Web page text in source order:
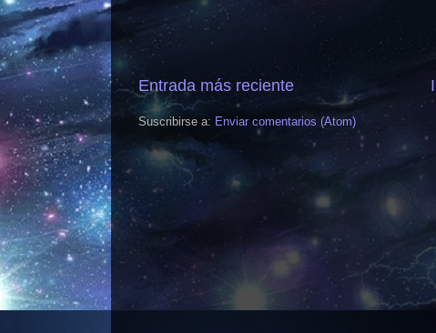
Entrada más reciente
Suscribirse a: Enviar comentarios (Atom)